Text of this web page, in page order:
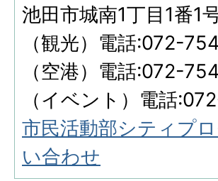
池田市城南1丁目1番1
（観光）電話:072-
（空港）電話:072-
（イベント）電話
市民活動部シティプ
い合わせ